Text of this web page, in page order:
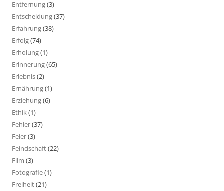
Entfernung(3)
Entscheidung(37)
Erfahrung(38)
Erfolg(74)
Erholung(1)
Erinnerung(65)
Erlebnis(2)
Ernährung(1)
Erziehung(6)
Ethik(1)
Fehler(37)
Feier(3)
Feindschaft(22)
Film (3)
Fotografie(1)
Freiheit(21)